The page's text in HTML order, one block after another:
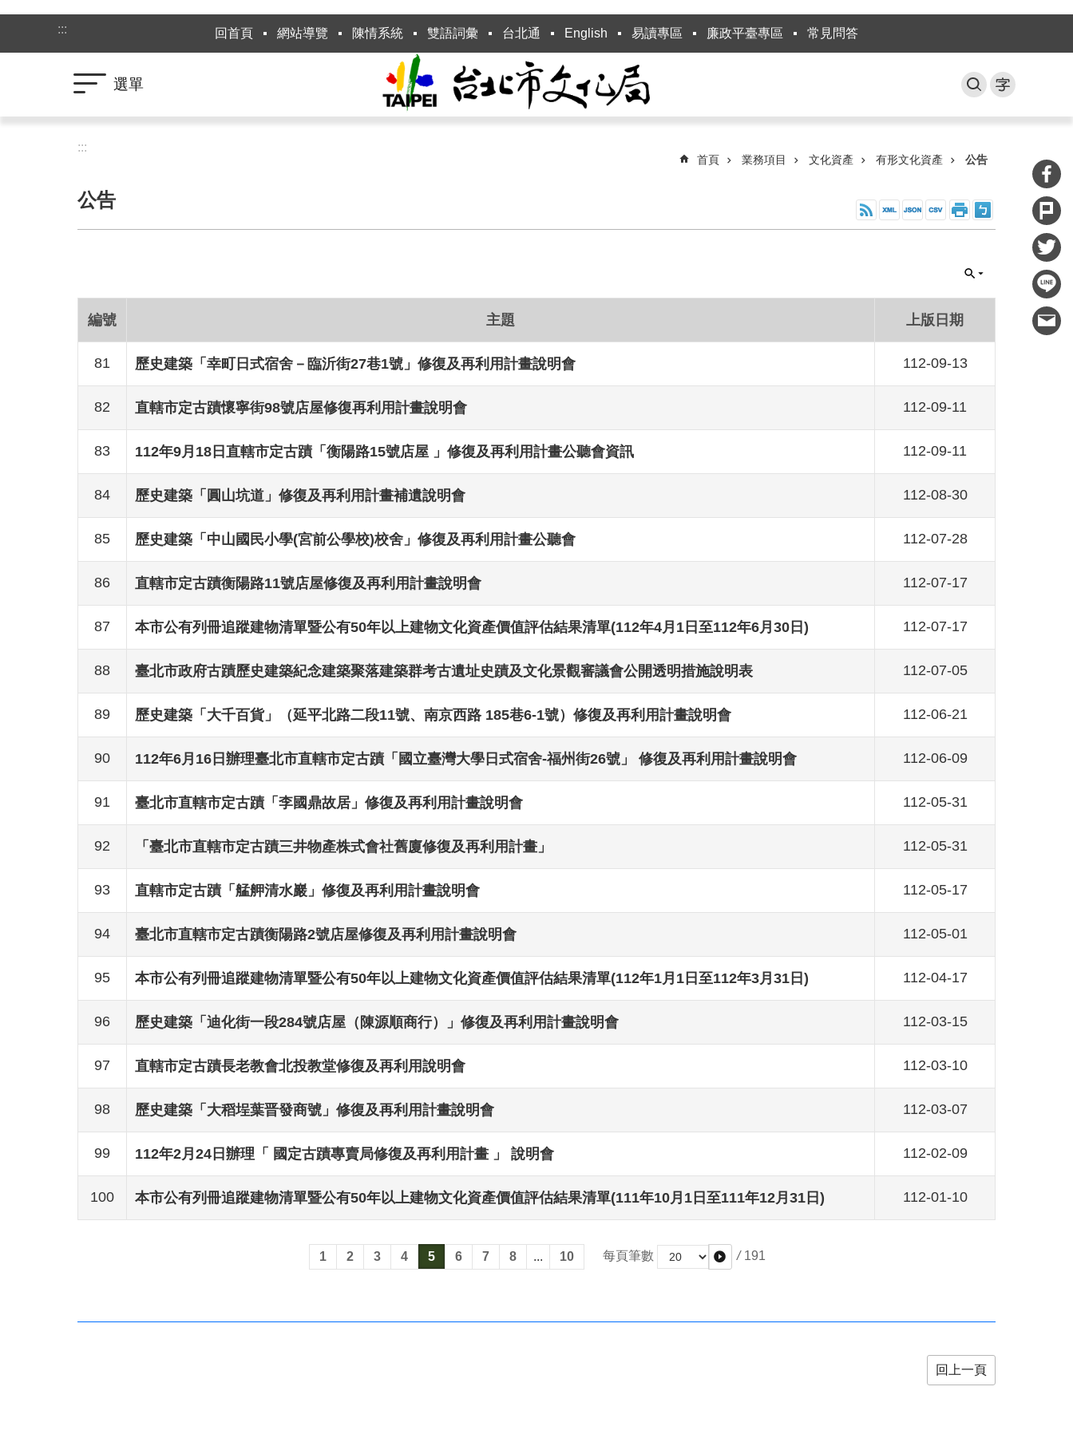
跳到主要內容區塊
:::
回首頁 網站導覽 陳情系統 雙語詞彙 台北通 English 易讀專區 廉政平臺專區 常見問答
選單
:::
首頁 業務項目 文化資產 有形文化資產 公告
公告
編號 主題 上版日期
81 歷史建築「幸町日式宿舍－臨沂街27巷1號」修復及再利用計畫說明會 112-09-13
82 直轄市定古蹟懷寧街98號店屋修復再利用計畫說明會 112-09-11
83 112年9月18日直轄市定古蹟「衡陽路15號店屋 」修復及再利用計畫公聽會資訊 112-09-11
84 歷史建築「圓山坑道」修復及再利用計畫補遺說明會 112-08-30
85 歷史建築「中山國民小學(宮前公學校)校舍」修復及再利用計畫公聽會 112-07-28
86 直轄市定古蹟衡陽路11號店屋修復及再利用計畫說明會 112-07-17
87 本市公有列冊追蹤建物清單暨公有50年以上建物文化資產價值評估結果清單(112年4月1日至112年6月30日) 112-07-17
88 臺北市政府古蹟歷史建築紀念建築聚落建築群考古遺址史蹟及文化景觀審議會公開透明措施說明表 112-07-05
89 歷史建築「大千百貨」（延平北路二段11號、南京西路 185巷6-1號）修復及再利用計畫說明會 112-06-21
90 112年6月16日辦理臺北市直轄市定古蹟「國立臺灣大學日式宿舍-福州街26號」 修復及再利用計畫說明會 112-06-09
91 臺北市直轄市定古蹟「李國鼎故居」修復及再利用計畫說明會 112-05-31
92 「臺北市直轄市定古蹟三井物產株式會社舊廈修復及再利用計畫」 112-05-31
93 直轄市定古蹟「艋舺清水巖」修復及再利用計畫說明會 112-05-17
94 臺北市直轄市定古蹟衡陽路2號店屋修復及再利用計畫說明會 112-05-01
95 本市公有列冊追蹤建物清單暨公有50年以上建物文化資產價值評估結果清單(112年1月1日至112年3月31日) 112-04-17
96 歷史建築「迪化街一段284號店屋（陳源順商行）」修復及再利用計畫說明會 112-03-15
97 直轄市定古蹟長老教會北投教堂修復及再利用說明會 112-03-10
98 歷史建築「大稻埕葉晋發商號」修復及再利用計畫說明會 112-03-07
99 112年2月24日辦理「 國定古蹟專賣局修復及再利用計畫 」 說明會 112-02-09
100 本市公有列冊追蹤建物清單暨公有50年以上建物文化資產價值評估結果清單(111年10月1日至111年12月31日) 112-01-10
1 2 3 4 5 6 7 8 ... 10 每頁筆數 / 191
回上一頁